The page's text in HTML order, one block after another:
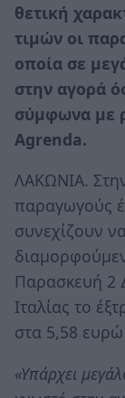
θετική
τιµών οι
οποία σε
στην αγορά
σύμφωνα με
Agrenda.
ΛΑΚΩΝΙΑ.
παραγωγούς
συνεχίζουν
Παρασκευή 2
Ιταλίας το
στα 5,58 ευρώ
«Υπάρχει